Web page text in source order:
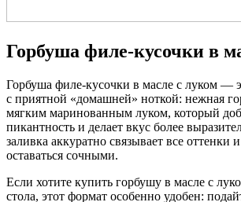
Горбуша филе-кусочки в
Горбуша филе-кусочки в масле с луком —
с приятной «домашней» ноткой: нежная
мягким маринованным луком, который
пикантность и делает вкус более
заливка аккуратно связывает все оттенки
оставаться сочными.
Если хотите купить горбушу в масле с
стола, этот формат особенно удобен: